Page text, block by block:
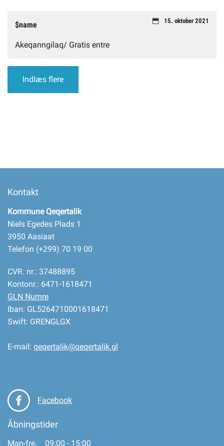
$name 15. oktober 2021
Akeqanngilaq/ Gratis entre
Indlæs flere
Kontakt
Kommune Qeqertalik
Niels Egedes Plads 1
3950 Aasiaat
Telefon (+299) 70 19 00
CVR. nr.: 37488895
Kontonr.: 6471-1618471
GLN Numre
Iban: GL5264710001618471
Swift: GRENGLGX
E-mail: qeqertalik@qeqertalik.gl
Facebook
Åbningstider
Man-fre. 09:00 - 15:00